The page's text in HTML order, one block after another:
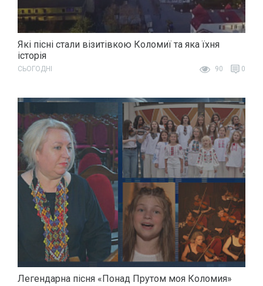
Які пісні стали візитівкою Коломиї та яка їхня
історія
СЬОГОДНІ 90 0
Легендарна пісня «Понад Прутом моя Коломия»